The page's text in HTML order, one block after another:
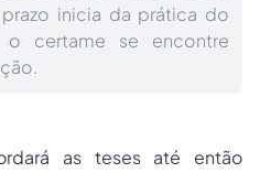
inicia da prática do
certame se encontre
as teses até então